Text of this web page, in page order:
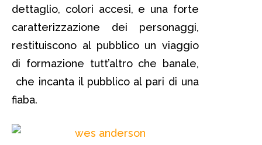
dettaglio, colori accesi, e una forte
caratterizzazione dei personaggi,
restituiscono al pubblico un viaggio
di formazione tutt’altro che banale,
che incanta il pubblico al pari di una
fiaba.